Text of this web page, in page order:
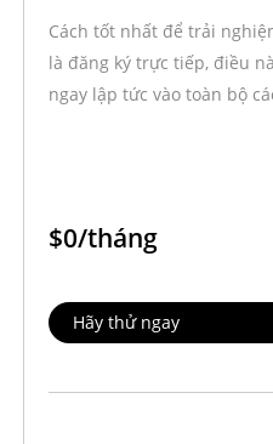
Cách tốt nhất để trải
là đăng ký trực tiếp, điều
ngay lập tức vào toàn bộ
$0/tháng
Hãy thử ngay
Dành cho: Khách hàng doanh